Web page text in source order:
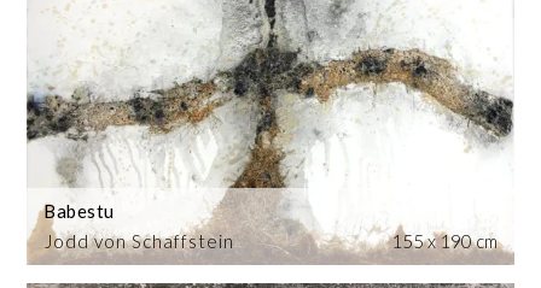
Jodd von Schaffstein
Babestu
155 x 190 cm